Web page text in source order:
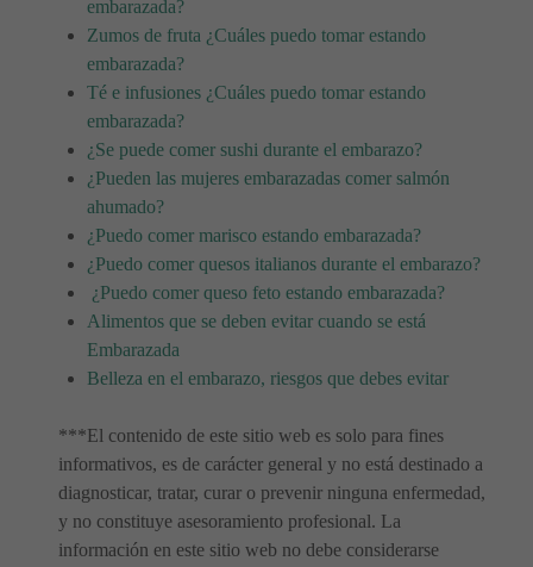
embarazada?
Zumos de fruta ¿Cuáles puedo tomar estando
embarazada?
Té e infusiones ¿Cuáles puedo tomar estando
embarazada?
¿Se puede comer sushi durante el embarazo?
¿Pueden las mujeres embarazadas comer salmón
ahumado?
¿Puedo comer marisco estando embarazada?
¿Puedo comer quesos italianos durante el embarazo?
¿Puedo comer queso feto estando embarazada?
Alimentos que se deben evitar cuando se está
Embarazada
Belleza en el embarazo, riesgos que debes evitar
***El contenido de este sitio web es solo para fines
informativos, es de carácter general y no está destinado a
diagnosticar, tratar, curar o prevenir ninguna enfermedad,
y no constituye asesoramiento profesional. La
información en este sitio web no debe considerarse